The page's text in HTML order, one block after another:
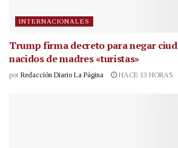
INTERNACIONALES
Trump firma decreto para negar
nacidos de madres «turistas»
por Redacción Diario La Página HACE 13 HORAS